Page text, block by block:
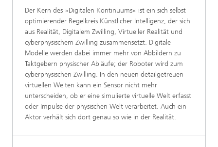
Der Kern des »Digitalen Kontinuums« ist ein sich selbst
optimierender Regelkreis Künstlicher Intelligenz, der sich
aus Realität, Digitalem Zwilling, Virtueller Realität und
cyberphysischem Zwilling zusammensetzt. Digitale
Modelle werden dabei immer mehr von Abbildern zu
Taktgebern physischer Abläufe; der Roboter wird zum
cyberphysischen Zwilling. In den neuen detailgetreuen
virtuellen Welten kann ein Sensor nicht mehr
unterscheiden, ob er eine simulierte virtuelle Welt erfasst
oder Impulse der physischen Welt verarbeitet. Auch ein
Aktor verhält sich dort genau so wie in der Realität.